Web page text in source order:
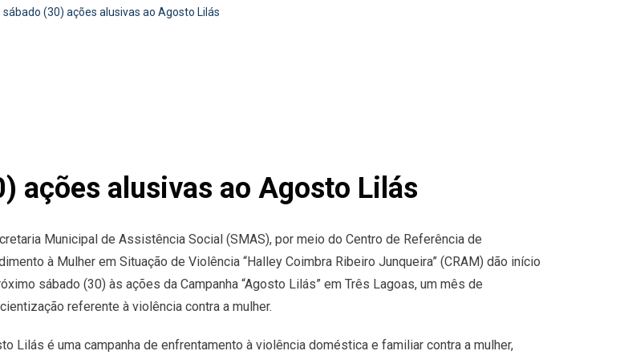
(30) ações alusivas ao Agosto Lilás
ações alusivas ao Agosto Lilás
Municipal de Assistência Social (SMAS), por meio do Centro de Referência de
à Mulher em Situação de Violência “Halley Coimbra Ribeiro Junqueira” (CRAM) dão início
sábado (30) às ações da Campanha “Agosto Lilás” em Três Lagoas, um mês de
referente à violência contra a mulher.
Lilás é uma campanha de enfrentamento à violência doméstica e familiar contra a mulher,